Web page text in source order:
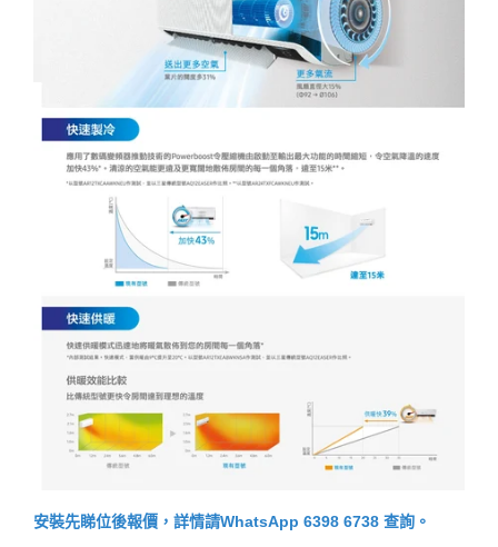
安裝先睇位後報價，詳情請WhatsApp 6398 6738 查詢。